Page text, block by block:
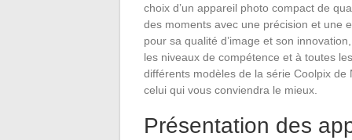
choix d’un appareil photo compact de
des moments avec une précision et une
pour sa qualité d’image et son
les niveaux de compétence et à toutes
différents modèles de la série Coolpix
celui qui vous conviendra le mieux.
Présentation des